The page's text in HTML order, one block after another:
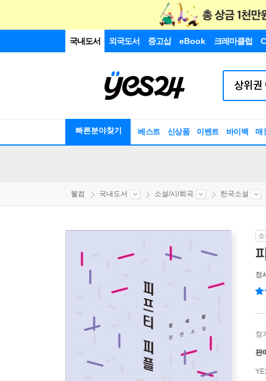
국내도서 외국도서 중고샵 eBook 크레마클럽
빠른분야찾기 베스트 신상품 이벤트 바이백 매
웰컴 국내도서 소설/시/희곡 한국소설
정
정
판